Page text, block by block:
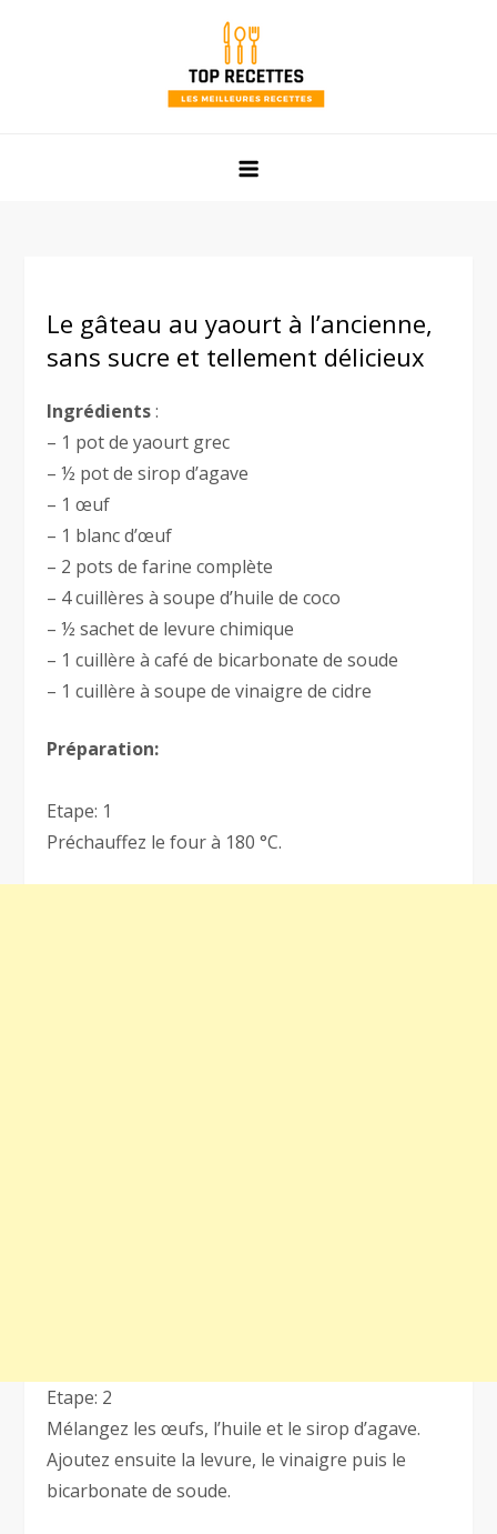
Le gâteau au yaourt à l’ancienne,
sans sucre et tellement délicieux
Ingrédients:
– 1 pot de yaourt grec
– ½ pot de sirop d’agave
– 1 œuf
– 1 blanc d’œuf
– 2 pots de farine complète
– 4 cuillères à soupe d’huile de coco
– ½ sachet de levure chimique
– 1 cuillère à café de bicarbonate de soude
– 1 cuillère à soupe de vinaigre de cidre
Préparation:
Etape: 1
Préchauffez le four à 180 °C.
Etape: 2
Mélangez les œufs, l’huile et le sirop d’agave.
Ajoutez ensuite la levure, le vinaigre puis le
bicarbonate de soude.